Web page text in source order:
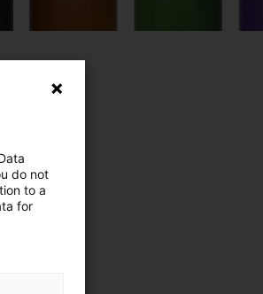
do not
to a
for